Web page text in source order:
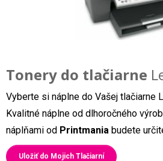
Tonery do tlačiarne
Vyberte si náplne do Vašej tlačiarne
Kvalitné náplne od dlhoročného
náplňami od Printmania budete
Uložiť do Mojich Tlačiarní